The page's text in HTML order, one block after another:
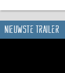
Nieuwste trailer